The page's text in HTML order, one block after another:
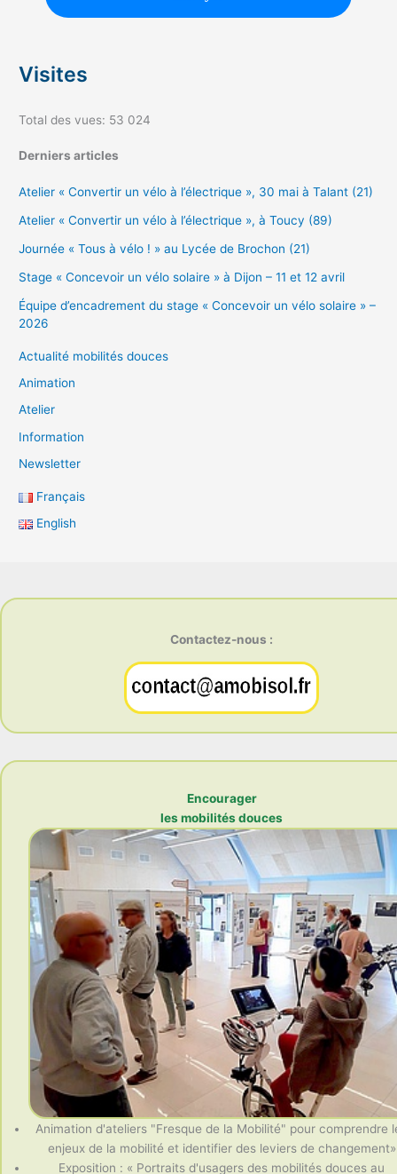
Visites
Total des vues: 53 024
Derniers articles
Atelier « Convertir un vélo à l’électrique », 30 mai à Talant (21)
Atelier « Convertir un vélo à l’électrique », à Toucy (89)
Journée « Tous à vélo ! » au Lycée de Brochon (21)
Stage « Concevoir un vélo solaire » à Dijon – 11 et 12 avril
Équipe d’encadrement du stage « Concevoir un vélo solaire » –
2026
Actualité mobilités douces
Animation
Atelier
Information
Newsletter
Français
English
Contactez-nous :
Encourager
les mobilités douces
Animation d'ateliers "Fresque de la Mobilité" pour comprendre
enjeux de la mobilité et identifier des leviers de changement»
Exposition : « Portraits d'usagers des mobilités douces au